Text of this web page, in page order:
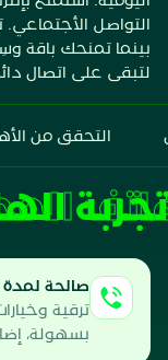
لتبقى على اتصال
التحقق من
تجربة
صالحة لمدة 28 يوم
ترقية
بسهولة،